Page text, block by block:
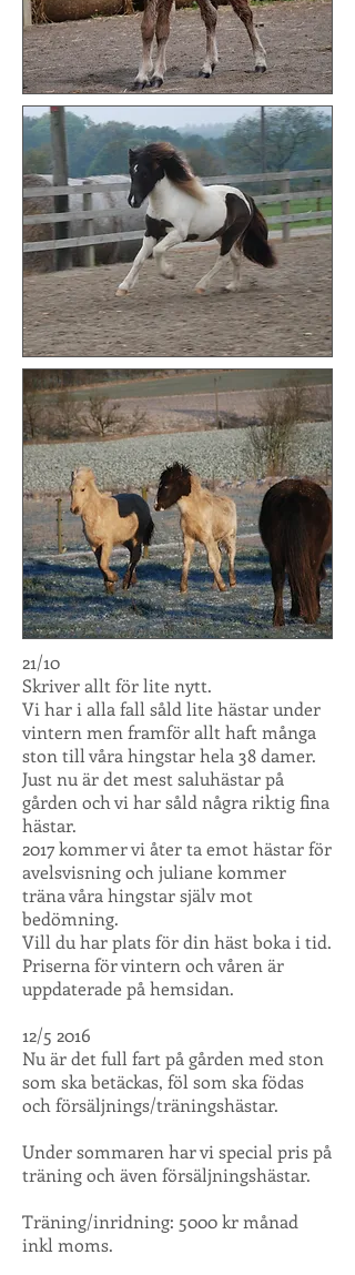
21/10
Skriver allt för lite nytt.
Vi har i alla fall såld lite hästar under
vintern men framför allt haft många
ston till våra hingstar hela 38 damer.
Just nu är det mest saluhästar på
gården och vi har såld några riktig fina
hästar.
2017 kommer vi åter ta emot hästar för
avelsvisning och juliane kommer
träna våra hingstar själv mot
bedömning.
Vill du har plats för din häst boka i tid.
Priserna för vintern och våren är
uppdaterade på hemsidan.
12/5 2016
Nu är det full fart på gården med ston
som ska betäckas, föl som ska födas
och försäljnings/träningshästar.
Under sommaren har vi special pris på
träning och även försäljningshästar.
Träning/inridning: 5000 kr månad
inkl moms.